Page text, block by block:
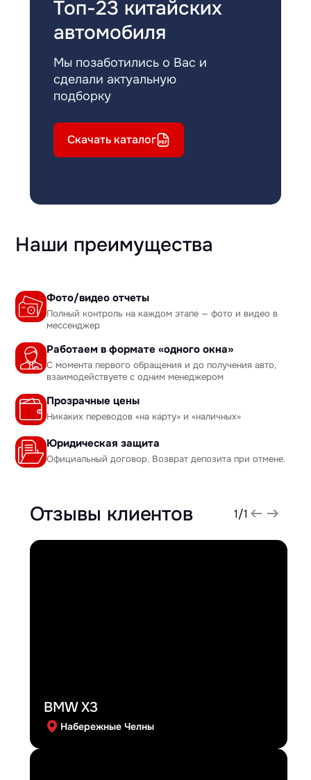
Топ-23 китайских
автомобиля
Мы позаботились о Вас и
сделали актуальную
подборку
Скачать каталог
Наши преимущества
Фото/видео отчеты
Полный контроль на каждом этапе — фото и видео в
мессенджер
Работаем в формате «одного окна»
С момента первого обращения и до получения авто,
взаимодействуете с одним менеджером
Прозрачные цены
Никаких переводов «на карту» и «наличных»
Юридическая защита
Официальный договор. Возврат депозита при отмене.
Отзывы клиентов 1/1
BMW X3
Набережные Челны